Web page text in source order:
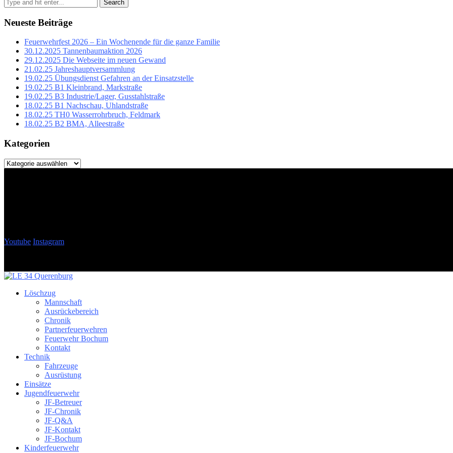
Search
Neueste Beiträge
Feuerwehrfest 2026 – Ein Wochenende für die ganze Familie
30.12.2025 Tannenbaumaktion 2026
29.12.2025 Die Webseite im neuen Gewand
21.02.25 Jahreshauptversammlung
19.02.25 Übungsdienst Gefahren an der Einsatzstelle
19.02.25 B1 Kleinbrand, Markstraße
19.02.25 B3 Industrie/Lager, Gusstahlstraße
18.02.25 B1 Nachschau, Uhlandstraße
18.02.25 TH0 Wasserrohrbruch, Feldmark
18.02.25 B2 BMA, Alleestraße
Kategorien
Kategorien
Youtube Instagram
Löschzug
Mannschaft
Ausrückebereich
Chronik
Partnerfeuerwehren
Feuerwehr Bochum
Kontakt
Technik
Fahrzeuge
Ausrüstung
Einsätze
Jugendfeuerwehr
JF-Betreuer
JF-Chronik
JF-Q&A
JF-Kontakt
JF-Bochum
Kinderfeuerwehr